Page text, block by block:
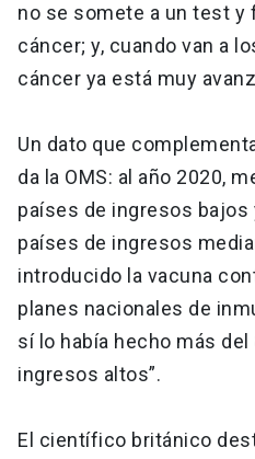
no se somete a un test y
cáncer; y, cuando van a
cáncer ya está muy
Un dato que
da la OMS: al año 2020,
países de ingresos bajos
países de ingresos
introducido la vacuna
planes nacionales de
sí lo había hecho más
ingresos altos”.
El científico británico